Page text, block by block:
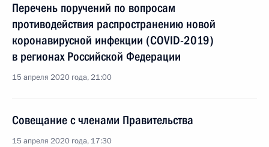
Перечень поручений по вопросам
противодействия распространению новой
коронавирусной инфекции (COVID-2019)
в регионах Российской Федерации
15 апреля 2020 года, 21:00
Совещание с членами Правительства
15 апреля 2020 года, 17:30